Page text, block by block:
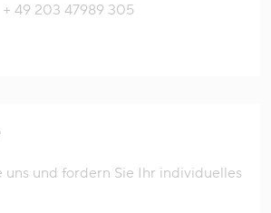
+ 49 203 47989 305
uns und fordern Sie Ihr individuelles